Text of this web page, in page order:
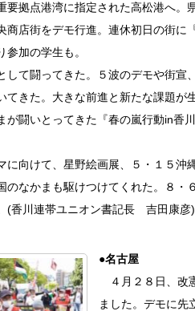
拠点港湾に指定された高松港へ。
商店街をデモ行進。連休初日の街に
加の学生も。
て闘ってきた。５波のデモや街宣
てきた。大きな前進と新たな課題が
が闘いとってきた『春の嵐行動in香
向けて、星野絵画展、５・１５沖
なかまも駆けつけてくれた。８・
(香川連帯ユニオン書記長 吉田康彦)
●名古屋
４月２８日、改
ました。デモに先